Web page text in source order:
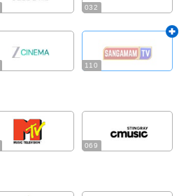
032
110
069